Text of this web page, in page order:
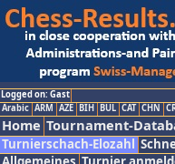
Logged on: Gast
Arabic ARM AZE BIH BUL CAT CHN
Home Tournament-
Turnierschach-Elozahl